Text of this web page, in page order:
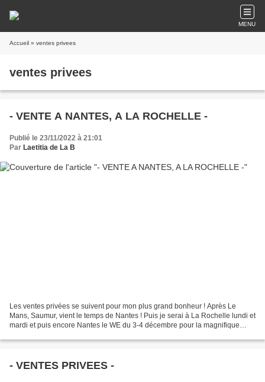
MENU
Accueil » ventes privees
ventes privees
- VENTE A NANTES, A LA ROCHELLE -
Publié le 23/11/2022 à 21:01
Par Laetitia de La B
Les ventes privées se suivent pour mon plus grand bonheur ! Après Le
Mans, Saumur, vient le temps de Nantes ! Puis je serai à La Rochelle lundi et
mardi et puis encore Nantes le WE du 3-4 décembre pour la magnifique
- VENTES PRIVEES -